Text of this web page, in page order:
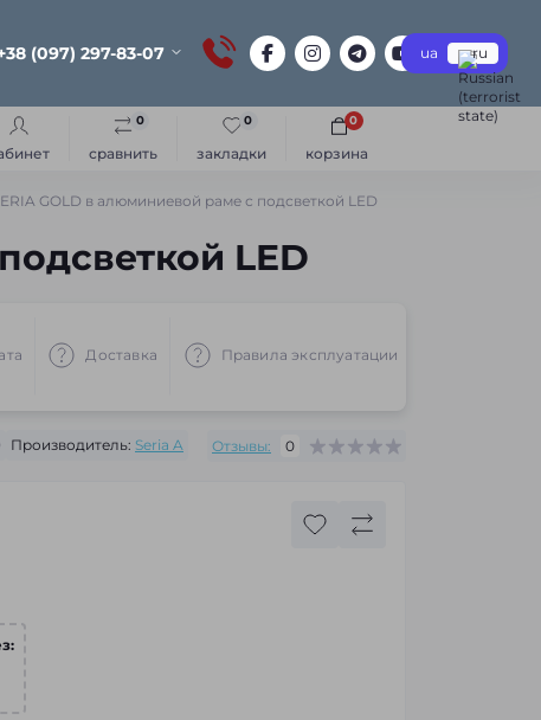
(097) 297-83-07 ua ru
сравнить
0
закладки
0
корзина
0
GOLD в алюминиевой раме с подсветкой LED
LED
Доставка Правила эксплуатации
Производитель: Seria A Отзывы: 0